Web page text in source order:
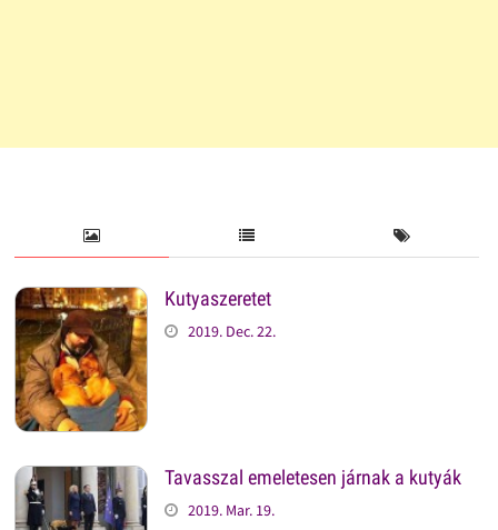
Kutyaszeretet
2019. Dec. 22.
Tavasszal emeletesen járnak a kutyák
2019. Mar. 19.